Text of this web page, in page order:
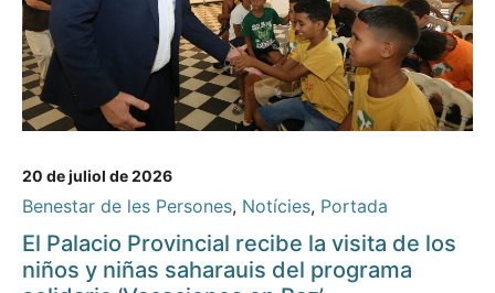
20 de juliol de 2026
Benestar de les Persones, Notícies, Portada
El Palacio Provincial recibe la visita de los
niños y niñas saharauis del programa